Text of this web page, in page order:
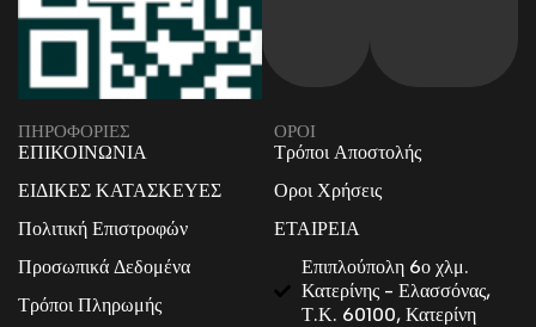
ΠΗΡΟΦΟΡΙΕΣ
ΕΠΙΚΟΙΝΩΝΙΑ
ΕΙΔΙΚΕΣ ΚΑΤΑΣΚΕΥΕΣ
Πολιτική Επιστροφών
Προσωπικά Δεδομένα
Τρόποι Πληρωμής
ΟΡΟΙ
Τρόποι Αποστολής
Οροι Χρήσεις
ΕΤΑΙΡΕΙΑ
Επιπλούπολη 6ο χλμ.
Κατερίνης - Ελασσόνας,
Τ.Κ. 60100, Κατερίνη